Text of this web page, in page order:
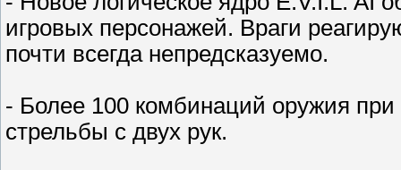
игровых персонажей. Враги
почти всегда непредсказуемо.
- Более 100 комбинаций оружия
стрельбы с двух рук.